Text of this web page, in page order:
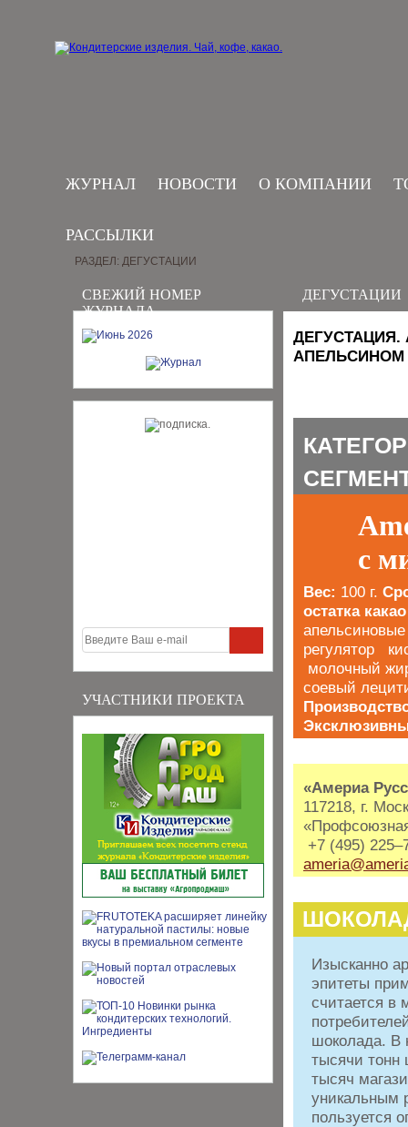
ЖУРНАЛ НОВОСТИ О КОМПАНИИ
РАССЫЛКИ
СВЕЖИЙ НОМЕР
ЖУРНАЛА
УЧАСТНИКИ ПРОЕКТА
РАЗДЕЛ: ДЕГУСТАЦИИ
ДЕГУСТАЦИИ
ДЕГУСТАЦИЯ.
АПЕЛЬСИНОМ
с
Вес: 100 г.
остатка какао
регулятор
молочный
соевый
«Америа
117218, г.
+7 (495)
Изысканно
эпитеты
считается в
шоколада. В
тысячи тонн
тысяч
уникальным
пользуется